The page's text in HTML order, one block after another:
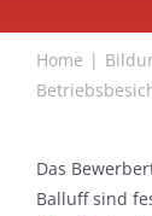
Home
Das
Balluff sind